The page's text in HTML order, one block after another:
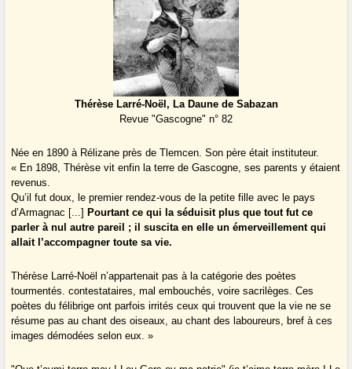
Thérèse Larré-Noël, La Daune de Sabazan
Revue "Gascogne" n° 82
Née en 1890 à Rélizane près de Tlemcen. Son père était instituteur.
« En 1898, Thérèse vit enfin la terre de Gascogne, ses parents y étaient
revenus.
Qu’il fut doux, le premier rendez-vous de la petite fille avec le pays
d’Armagnac [...] Pourtant ce qui la séduisit plus que tout fut ce
parler à nul autre pareil ; il suscita en elle un émerveillement qui
allait l’accompagner toute sa vie.
Thérèse Larré-Noël n’appartenait pas à la catégorie des poètes
tourmentés. contestataires, mal embouchés, voire sacrilèges. Ces
poètes du félibrige ont parfois irrités ceux qui trouvent que la vie ne se
résume pas au chant des oiseaux, au chant des laboureurs, bref à ces
images démodées selon eux. »